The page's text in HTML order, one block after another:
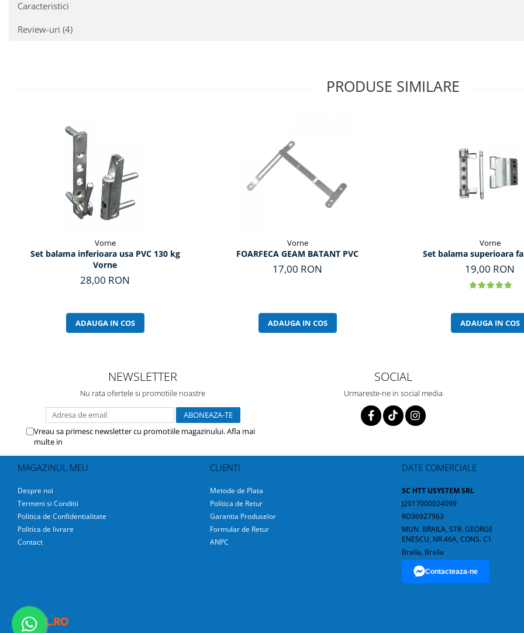
Caracteristici
Review-uri (4)
PRODUSE SIMILARE
Vorne
Set balama inferioara usa PVC 130 kg
Vorne
28,00 RON
ADAUGA IN COS
Vorne
FOARFECA GEAM BATANT PVC
17,00 RON
ADAUGA IN COS
Vorne
Set balama superioara
19,00 RON
ADAUGA IN COS
NEWSLETTER
Nu rata ofertele si promotiile noastre
Vreau sa primesc newsletter cu promotiile magazinului. Afla mai
multe in
SOCIAL
Urmareste-ne in social media
MAGAZINUL MEU
Despre noi
Termeni si Conditii
Politica de Confidentialitate
Politica de livrare
Contact
CLIENTI
Metode de Plata
Politica de Retur
Garantia Produselor
Formular de Retur
ANPC
DATE COMERCIALE
SC HTT USYSTEM SRL
J2017000024099
RO36927963
MUN. BRAILA, STR. GEORGE
ENESCU, NR.46A, CONS. C1
Braila, Braila
Contacteaza-ne